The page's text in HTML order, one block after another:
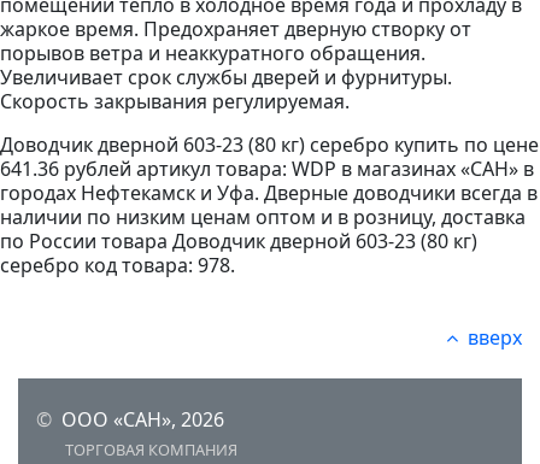
жаркое время. Предохраняет дверную створку от
порывов ветра и неаккуратного обращения.
Увеличивает срок службы дверей и фурнитуры.
Скорость закрывания регулируемая.
Доводчик дверной 603-23 (80 кг) серебро купить по цене
641.36 рублей артикул товара: WDP в магазинах «САН» в
городах Нефтекамск и Уфа. Дверные доводчики всегда в
наличии по низким ценам оптом и в розницу, доставка
по России товара Доводчик дверной 603-23 (80 кг)
серебро код товара: 978.
вверх
© ООО «САН», 2026
ТОРГОВАЯ КОМПАНИЯ